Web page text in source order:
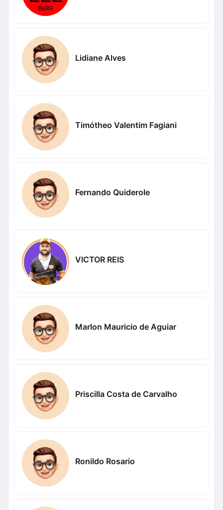
Lidiane Alves
Timótheo Valentim Fagiani
Fernando Quiderole
VICTOR REIS
Marlon Mauricio de Aguiar
Priscilla Costa de Carvalho
Ronildo Rosario